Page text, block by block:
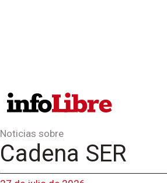
Noticias sobre
Cadena SER